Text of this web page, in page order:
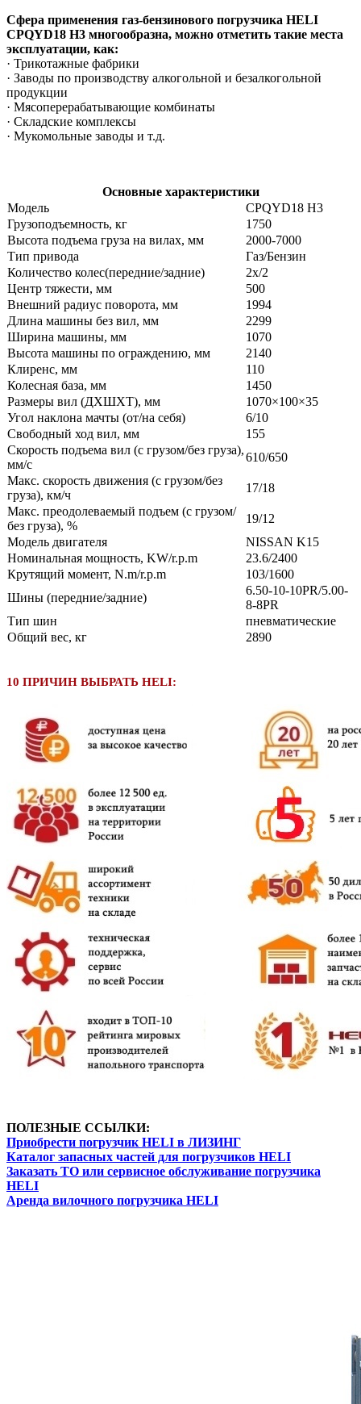
Сфера применения газ-бензинового погрузчика HELI
CPQYD18 H3 многообразна, можно отметить такие места
эксплуатации, как:
· Трикотажные фабрики
· Заводы по производству алкогольной и безалкогольной
продукции
· Мясоперерабатывающие комбинаты
· Складские комплексы
· Мукомольные заводы и т.д.
Основные характеристики
Модель
CPQYD18 H3
Грузоподъемность, кг
1750
Высота подъема груза на вилах, мм
2000-7000
Тип привода
Газ/Бензин
Количество колес(передние/задние)
2x/2
Центр тяжести, мм
500
Внешний радиус поворота, мм
1994
Длина машины без вил, мм
2299
Ширина машины, мм
1070
Высота машины по ограждению, мм
2140
Клиренс, мм
110
Колесная база, мм
1450
Размеры вил (ДXШXТ), мм
1070×100×35
Угол наклона мачты (от/на себя)
6/10
Свободный ход вил, мм
155
Скорость подъема вил (с грузом/без груза),
мм/с
610/650
Макс. скорость движения (с грузом/без
груза), км/ч
17/18
Макс. преодолеваемый подъем (с грузом/
без груза), %
19/12
Модель двигателя
NISSAN K15
Номинальная мощность, KW/r.p.m
23.6/2400
Крутящий момент, N.m/r.p.m
103/1600
Шины (передние/задние)
6.50-10-10PR/5.00-
8-8PR
Тип шин
пневматические
Общий вес, кг
2890
10 ПРИЧИН ВЫБРАТЬ HELI:
ПОЛЕЗНЫЕ ССЫЛКИ:
Приобрести погрузчик HELI в ЛИЗИНГ
Каталог запасных частей для погрузчиков HELI
Заказать ТО или сервисное обслуживание погрузчика
HELI
Аренда вилочного погрузчика HELI